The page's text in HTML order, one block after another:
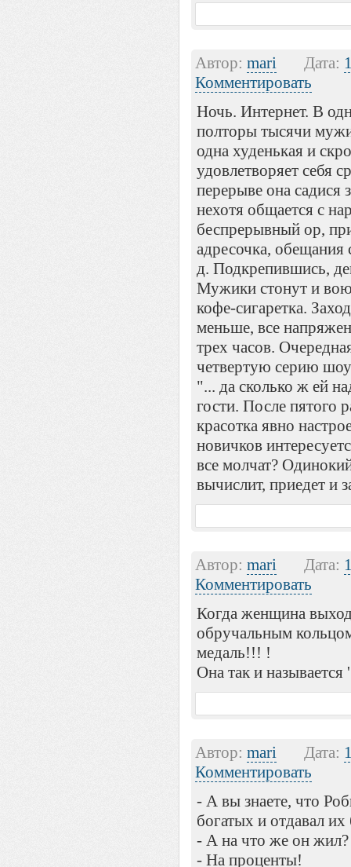
Автор: mari Дата:
Комментировать
Ночь. Интернет. В
полторы тысячи
одна худенькая и
удовлетворяет себя
перерыве она садися
нехотя общается с
беспрерывный ор,
адресочка, обещания
д. Подкрепившись,
Мужики стонут и
кофе-сигаретка.
меньше, все
трех часов.
четвертую серию
"... да сколько ж ей
гости. После пятого
красотка явно
новичков
все молчат?
вычислит, приедет и
Автор: mari Дата:
Комментировать
Когда женщина
обручальным
медаль!!! !
Она так и
Автор: mari Дата:
Комментировать
- А вы знаете, что
богатых и отдавал
- А на что же он жил?
- На проценты!